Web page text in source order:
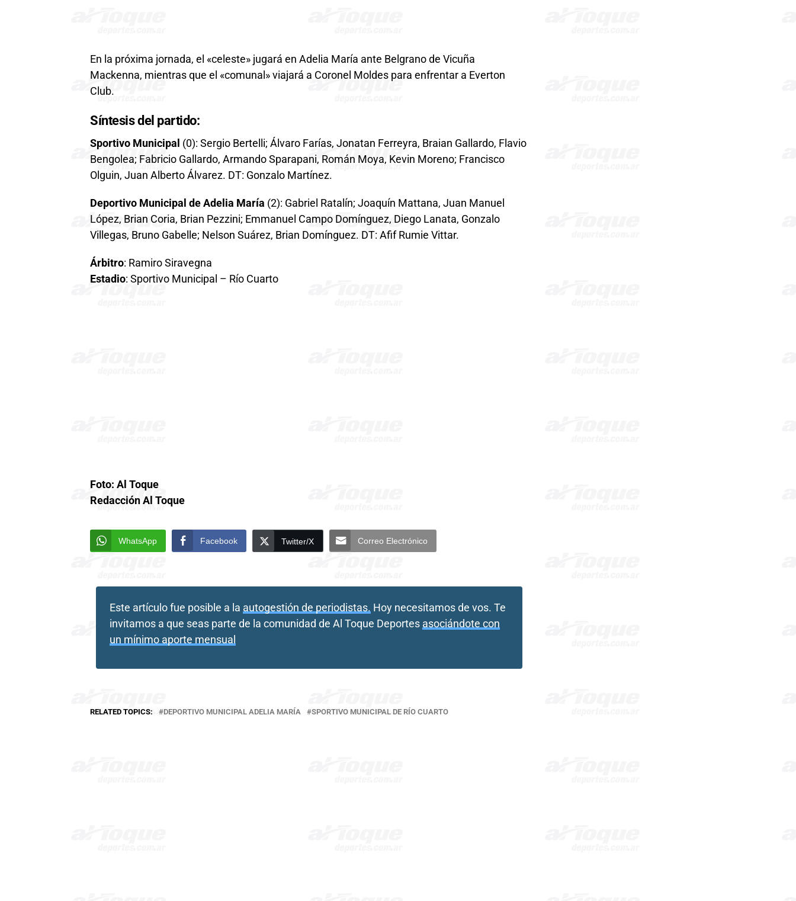
En la próxima jornada, el «celeste» jugará en Adelia María ante Belgrano de Vicuña
Mackenna, mientras que el «comunal» viajará a Coronel Moldes para enfrentar a Everton
Club.
Síntesis del partido:
Sportivo Municipal (0): Sergio Bertelli; Álvaro Farías, Jonatan Ferreyra, Braian Gallardo, Flavio
Bengolea; Fabricio Gallardo, Armando Sparapani, Román Moya, Kevin Moreno; Francisco
Olguin, Juan Alberto Álvarez. DT: Gonzalo Martínez.
Deportivo Municipal de Adelia María (2): Gabriel Ratalín; Joaquín Mattana, Juan Manuel
López, Brian Coria, Brian Pezzini; Emmanuel Campo Domínguez, Diego Lanata, Gonzalo
Villegas, Bruno Gabelle; Nelson Suárez, Brian Domínguez. DT: Afif Rumie Vittar.
Árbitro: Ramiro Siravegna
Estadio: Sportivo Municipal – Río Cuarto
Foto: Al Toque
Redacción Al Toque
WhatsApp Facebook Twitter/X Correo Electrónico
Este artículo fue posible a la autogestión de periodistas. Hoy necesitamos de vos. Te
invitamos a que seas parte de la comunidad de Al Toque Deportes asociándote con
un mínimo aporte mensual
RELATED TOPICS: DEPORTIVO MUNICIPAL ADELIA MARÍA SPORTIVO MUNICIPAL DE RÍO CUARTO